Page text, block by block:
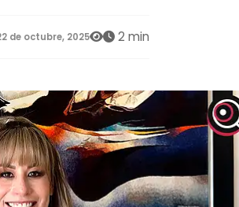
de octubre, 2025 2 min